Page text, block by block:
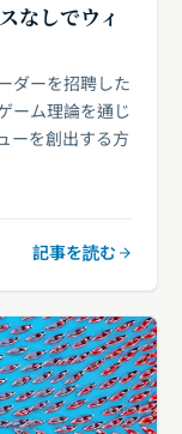
なしでウィ
ダーを招聘した
ーム理論を通じ
ーを創出する方
記事を読む